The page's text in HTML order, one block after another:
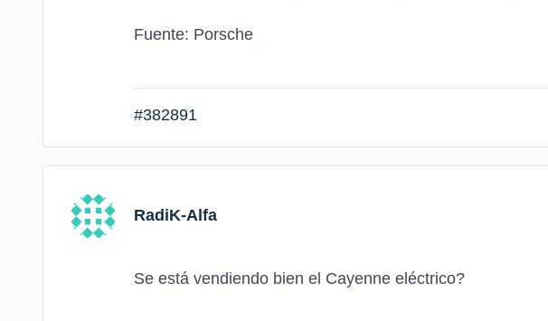
Fuente: Porsche
#382891
RadiK-Alfa
Se está vendiendo bien el Cayenne eléctrico?